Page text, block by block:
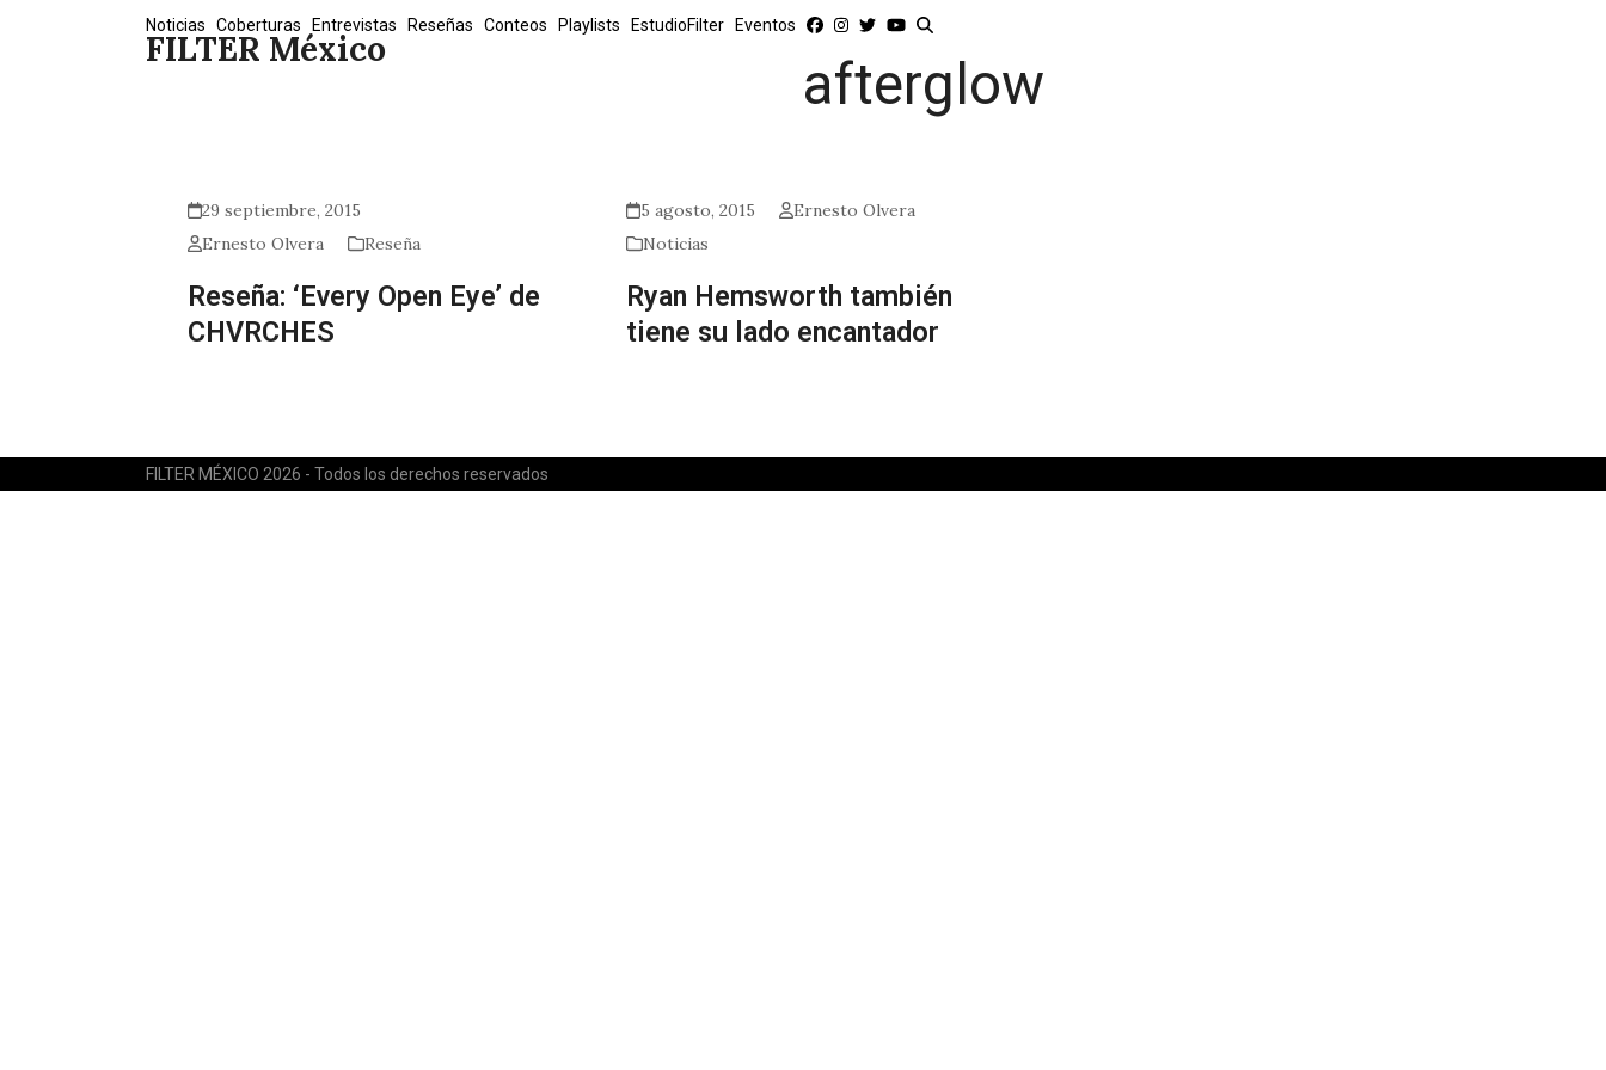
FILTER México
Noticias Coberturas Entrevistas Reseñas Conteos Playlists EstudioFilter Eventos
afterglow
29 septiembre, 2015
Ernesto Olvera
Reseña
Reseña: ‘Every Open Eye’ de
CHVRCHES
5 agosto, 2015
Ernesto Olvera
Noticias
Ryan Hemsworth también
tiene su lado encantador
FILTER MÉXICO 2026 - Todos los derechos reservados